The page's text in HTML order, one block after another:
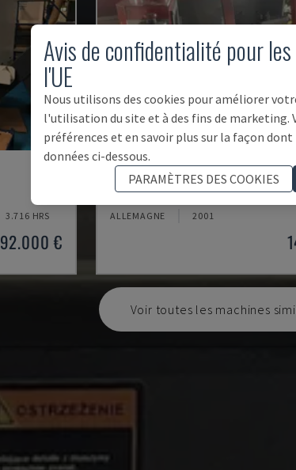
3.716 HRS
92.000 €
EMCOMAT 200X1000
EMCO - TOUR HORIZONTAL
ALLEMAGNE 2001
Voir toutes les machines
Avis de confidentialité pour
l'UE
Nous utilisons des cookies pour améliorer
l'utilisation du site et à des fins de marketing.
préférences et en savoir plus sur la façon
données ci-dessous.
PARAMÈTRES DES COOKIES